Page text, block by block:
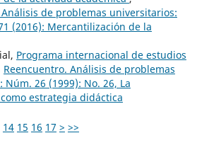
de problemas universitarios:
(2016): Mercantilización de la
Programa internacional de estudios
Reencuentro. Análisis de problemas
26 (1999): No. 26, La
estrategia didáctica
14 15 16 17 > >>